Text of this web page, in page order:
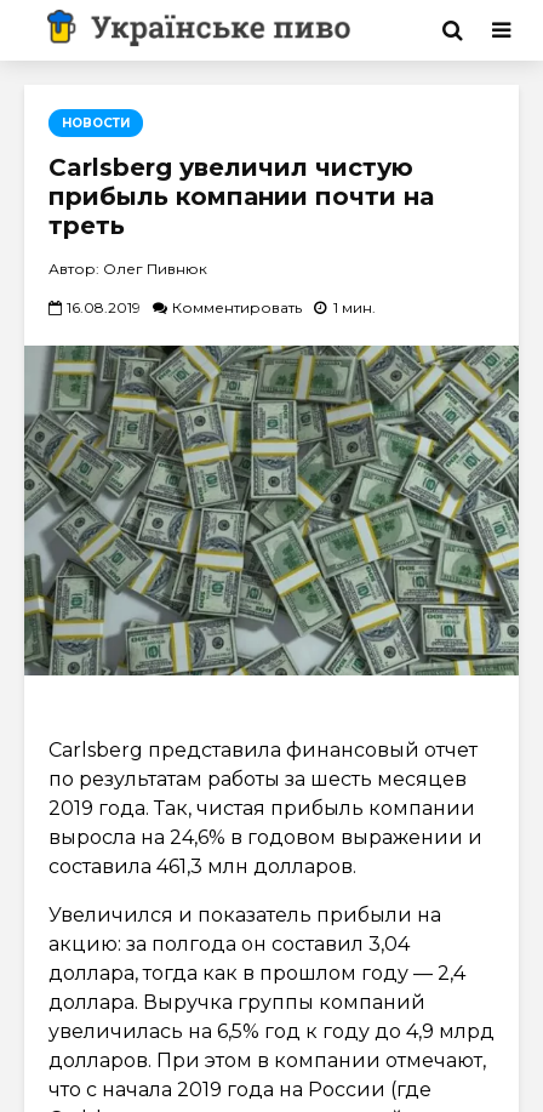
НОВОСТИ
Carlsberg увеличил чистую
прибыль компании почти на
треть
Автор: Олег Пивнюк
16.08.2019 Комментировать 1 мин.
Carlsberg представила финансовый отчет
по результатам работы за шесть месяцев
2019 года. Так, чистая прибыль компании
выросла на 24,6% в годовом выражении и
составила 461,3 млн долларов.
Увеличился и показатель прибыли на
акцию: за полгода он составил 3,04
доллара, тогда как в прошлом году — 2,4
доллара. Выручка группы компаний
увеличилась на 6,5% год к году до 4,9 млрд
долларов. При этом в компании отмечают,
что с начала 2019 года на России (где